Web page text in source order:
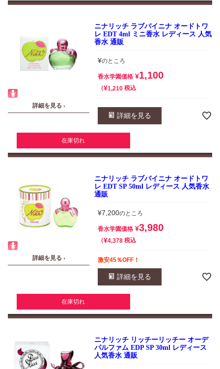
詳細を見る ›
ニナリッチ ラブバイニナ オードトワ
レ EDT 4ml ミニ香水 レディース 人気
香水 通販
¥のところ
香水学園価格 ¥1,100
¥1,210 税込
詳細を見る
在庫切れ
詳細を見る ›
ニナリッチ ラブバイニナ オードトワ
レ EDT SP 50ml レディース 人気香水
通販
¥7,200のところ
香水学園価格 ¥3,980
¥4,378 税込
激安45％OFF！
詳細を見る
在庫切れ
ニナリッチ リッチーリッチー オーデ
パルファム EDP SP 30ml レディース
人気香水 通販